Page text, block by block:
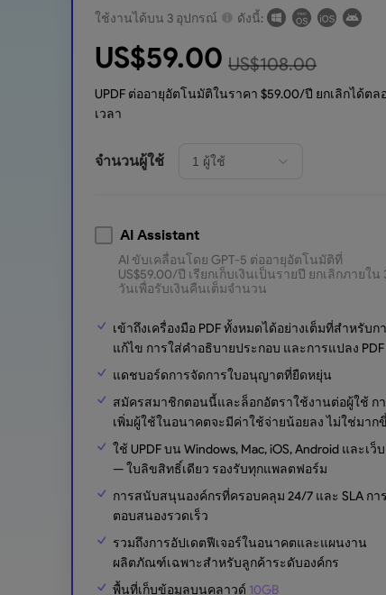
ใช้งานได้บน 3 อุปกรณ์ ดังนี้:
US$59.00 US$108.00
UPDF ต่ออายุอัตโนมัติในราคา $59.00/ปี ยกเลิกได้ตล
เวลา
จำนวนผู้ใช้
AI Assistant
AI ขับเคลื่อนโดย GPT-5 ต่ออายุอัตโนมัติที่
US$59.00/ปี เรียกเก็บเงินเป็นรายปี ยกเลิกภายใน
วันเพื่อรับเงินคืนเต็มจำนวน
เข้าถึงเครื่องมือ PDF ทั้งหมดได้อย่างเต็มที่สำหรับก
แก้ไข การใส่คำอธิบายประกอบ และการแปลง PDF
แดชบอร์ดการจัดการใบอนุญาตที่ยืดหยุ่น
สมัครสมาชิกตอนนี้และล็อกอัตราใช้งานต่อผู้ใช้ ก
เพิ่มผู้ใช้ในอนาคตจะมีค่าใช้จ่ายน้อยลง ไม่ใช่มาก
ใช้ UPDF บน Windows, Mac, iOS, Android และเว็บ
— ใบลิขสิทธิ์เดียว รองรับทุกแพลตฟอร์ม
การสนับสนุนองค์กรที่ครอบคลุม 24/7 และ SLA การ
ตอบสนองรวดเร็ว
รวมถึงการอัปเดตฟีเจอร์ในอนาคตและแผนงาน
ผลิตภัณฑ์เฉพาะสำหรับลูกค้าระดับองค์กร
พื้นที่เก็บข้อมูลบนคลาวด์ 10GB